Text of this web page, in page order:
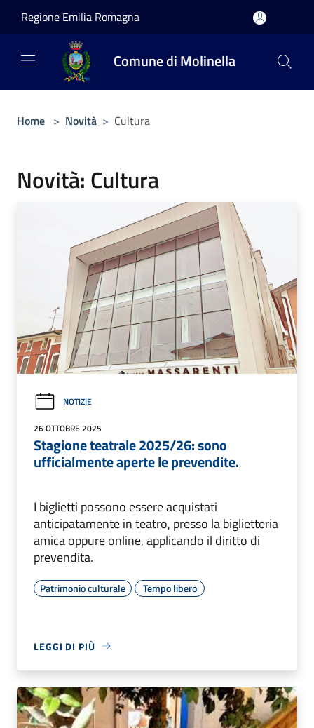
Regione Emilia Romagna
Comune di Molinella
Home > Novità > Cultura
Novità: Cultura
NOTIZIE
26 OTTOBRE 2025
Stagione teatrale 2025/26: sono
ufficialmente aperte le prevendite.
I biglietti possono essere acquistati
anticipatamente in teatro, presso la biglietteria
amica oppure online, applicando il diritto di
prevendita.
Patrimonio culturale Tempo libero
LEGGI DI PIÙ